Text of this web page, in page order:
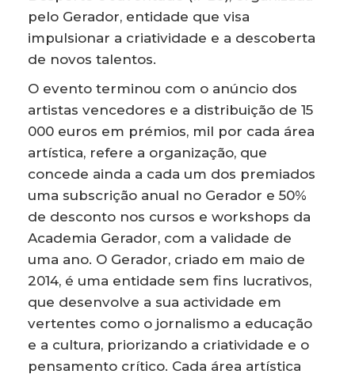
pelo Gerador, entidade que visa
impulsionar a criatividade e a descoberta
de novos talentos.
O evento terminou com o anúncio dos
artistas vencedores e a distribuição de 15
000 euros em prémios, mil por cada área
artística, refere a organização, que
concede ainda a cada um dos premiados
uma subscrição anual no Gerador e 50%
de desconto nos cursos e workshops da
Academia Gerador, com a validade de
uma ano. O Gerador, criado em maio de
2014, é uma entidade sem fins lucrativos,
que desenvolve a sua actividade em
vertentes como o jornalismo a educação
e a cultura, priorizando a criatividade e o
pensamento crítico. Cada área artística